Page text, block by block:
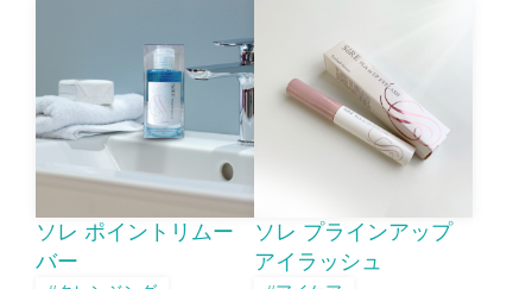
ソレ ポイントリムー
バー
ソレ プラインアップ
アイラッシュ